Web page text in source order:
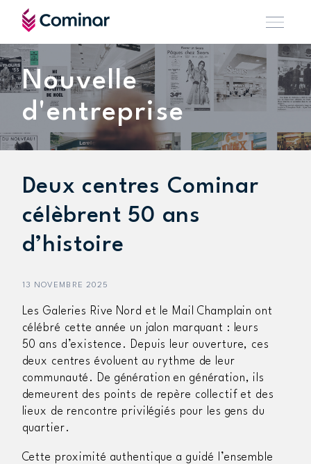
Nouvelle
d'entreprise
Deux centres Cominar
célèbrent 50 ans
d’histoire
13 NOVEMBRE 2025
Les Galeries Rive Nord et le Mail Champlain ont
célébré cette année un jalon marquant : leurs
50 ans d’existence. Depuis leur ouverture, ces
deux centres évoluent au rythme de leur
communauté. De génération en génération, ils
demeurent des points de repère collectif et des
lieux de rencontre privilégiés pour les gens du
quartier.
Cette proximité authentique a guidé l’ensemble